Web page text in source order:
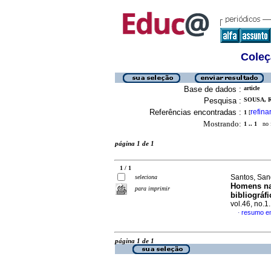
Base de dados : article
Pesquisa : SOUSA,
Referências encontradas : 1 [refinar
Mostrando: 1 .. 1 no
página 1 de 1
1 / 1
seleciona
para imprimir
Santos,
Homens
vol.46,
· resumo
página 1 de 1